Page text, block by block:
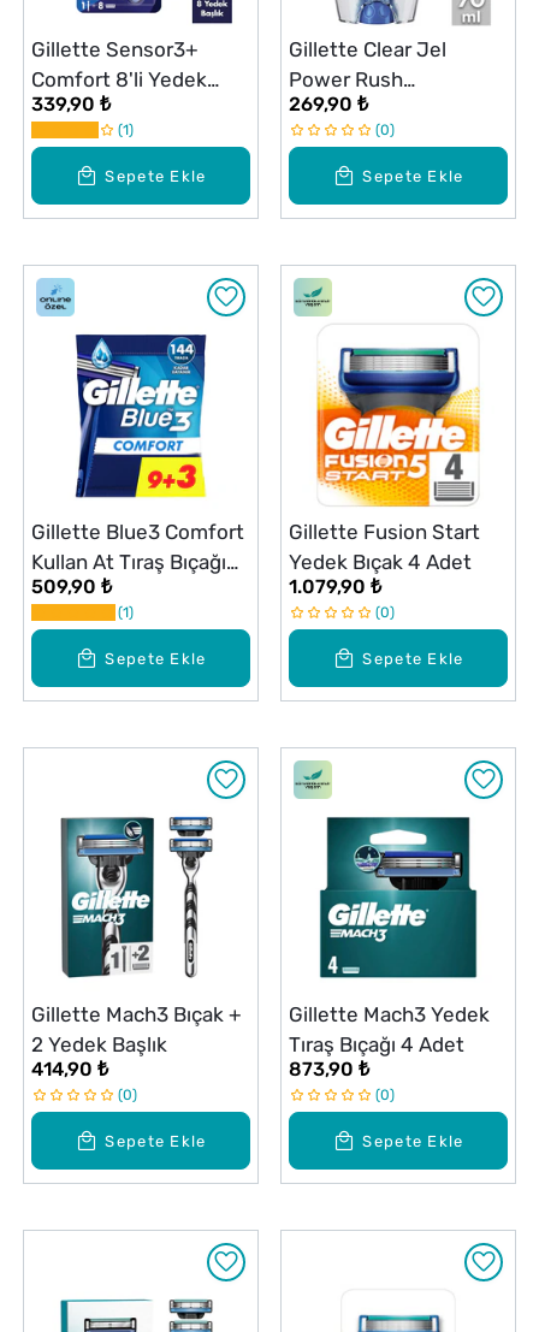
Sepete Ekle
Gillette Sensor3+
Comfort 8'li Yedek
Bıçağı Başlıklı Tıraş
Makinesi
339,90 ₺
1
Sepete Ekle
Gillette Clear Jel
Power Rush
Antiperspirant
Deodorant 70 ml
269,90 ₺
0
Sepete Ekle
Gillette Blue3 Comfort
Kullan At Tıraş Bıçağı
12 Adet
509,90 ₺
1
Sepete Ekle
Gillette Fusion Start
Yedek Bıçak 4 Adet
1.079,90 ₺
0
Sepete Ekle
Gillette Mach3 Bıçak +
2 Yedek Başlık
414,90 ₺
0
Sepete Ekle
Gillette Mach3 Yedek
Tıraş Bıçağı 4 Adet
873,90 ₺
0